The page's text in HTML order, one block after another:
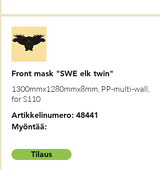
Front mask "SWE elk twin"
1300mmx1280mmx8mm, PP-multi-wall,
for S110
Artikkelinumero: 48441
Myöntää:
Tilaus